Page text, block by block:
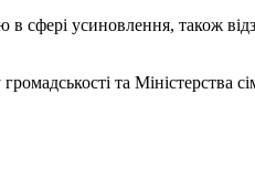
усиновлення, також
та Міністерства